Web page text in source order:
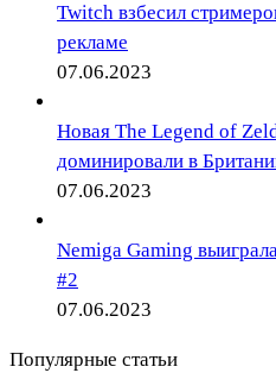
Twitch взбесил
рекламе
07.06.2023
Новая The Legend of
доминировали в
07.06.2023
Nemiga Gaming
#2
07.06.2023
Популярные статьи